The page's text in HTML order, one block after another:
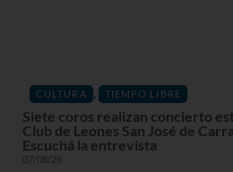
CULTURA , TIEMPO LIBRE
Siete coros realizan concierto
Club de Leones San José de
Escuchá la entrevista
07/08/26